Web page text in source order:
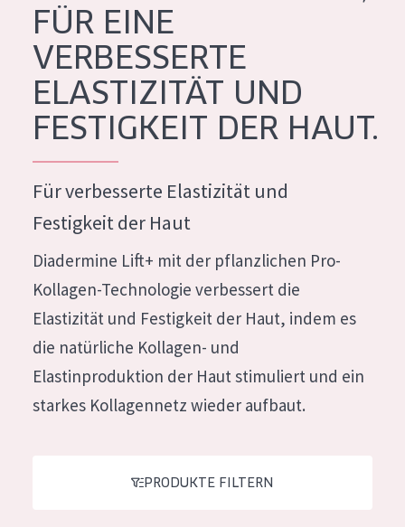
Feuchtigkeit und Ausstrahlung
Faltenreduzierung
Hautregeneration
Hautstraffung
Nachtcreme
Augencreme
Reinigung
PRODUKTLINIE
German
Spanish
Greek
FÜR EINE
VERBESSERTE
ELASTIZITÄT UND
FESTIGKEIT DER HAUT.
Für verbesserte Elastizität und
Festigkeit der Haut
Diadermine Lift+ mit der pflanzlichen Pro-
Kollagen-Technologie verbessert die
Elastizität und Festigkeit der Haut, indem es
die natürliche Kollagen- und
Elastinproduktion der Haut stimuliert und ein
starkes Kollagennetz wieder aufbaut.
PRODUKTE FILTERN